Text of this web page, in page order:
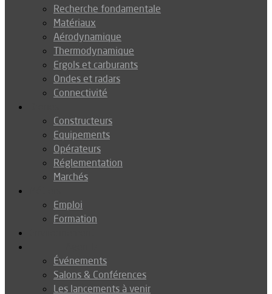
Recherche fondamentale
Matériaux
Aérodynamique
Thermodynamique
Ergols et carburants
Ondes et radars
Connectivité
Constructeurs
Equipements
Opérateurs
Réglementation
Marchés
Emploi
Formation
Événements
Salons & Conférences
Les lancements à venir